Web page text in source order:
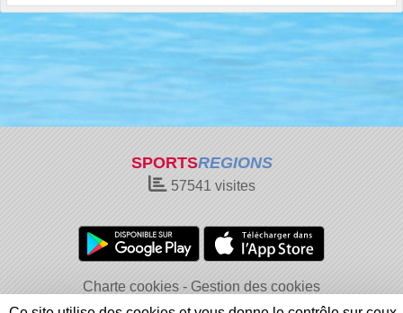
SPORTSREGIONS
57541 visites
Charte cookies
Gestion des cookies
Informations légales
Signaler un contenu inapproprié